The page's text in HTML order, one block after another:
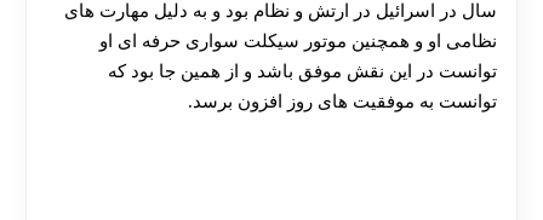
سال در اسرائیل در ارتش و نظام بود و به دلیل مهارت های
نظامی او و همچنین موتور سیکلت سواری حرفه ای او
توانست در این نقش موفق باشد و از همین جا بود که
توانست به موفقیت های روز افزون برسد.